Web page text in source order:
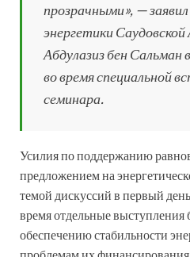
прозрачными», —
энергетики
Абдулазиз бен Сальман
во время специальной
семинара.
Усилия по поддержанию
предложением на
темой дискуссий в первый
время отдельные
обеспечению стабильности